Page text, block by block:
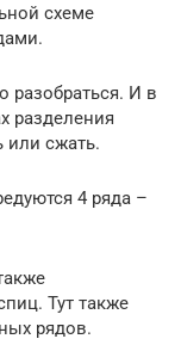
схеме
разобраться. И в
разделения
или сжать.
4 ряда –
Тут также
рядов.